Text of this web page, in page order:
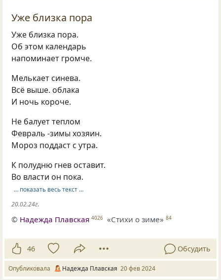
Уже близка пора
Уже близка пора.
Об этом календарь
напоминает громче.
Мелькает синева.
Всё выше. облака
И ночь короче.
Не балует теплом
Февраль -зимы хозяин.
Мороз поддаст с утра.
К полудню гнев оставит.
Во власти он пока.
… показать весь текст …
20.02.24г.
© Надежда Плавская 4026 «Стихи о зиме» 84
46 Обсудить
Опубликовала Надежда Плавская 20 фев 2024